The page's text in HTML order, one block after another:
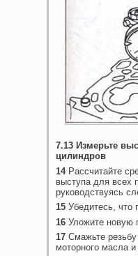
7.13 Измерьте
цилиндров
14 Рассчитайте
выступа для всех
руководствуясь
15 Убедитесь,
16 Уложите новую
17 Смажьте
моторного масла